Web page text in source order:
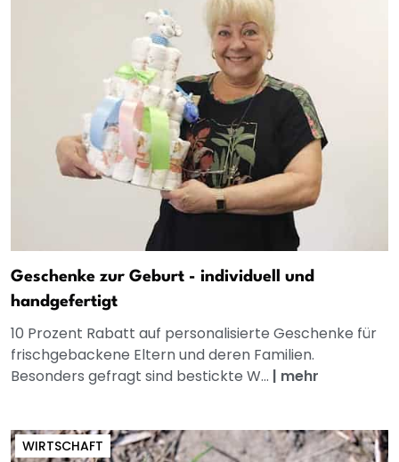
Geschenke zur Geburt - individuell und
handgefertigt
10 Prozent Rabatt auf personalisierte Geschenke für
frischgebackene Eltern und deren Familien.
Besonders gefragt sind bestickte W... | mehr
WIRTSCHAFT